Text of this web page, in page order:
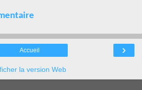
›
Accueil
la version Web